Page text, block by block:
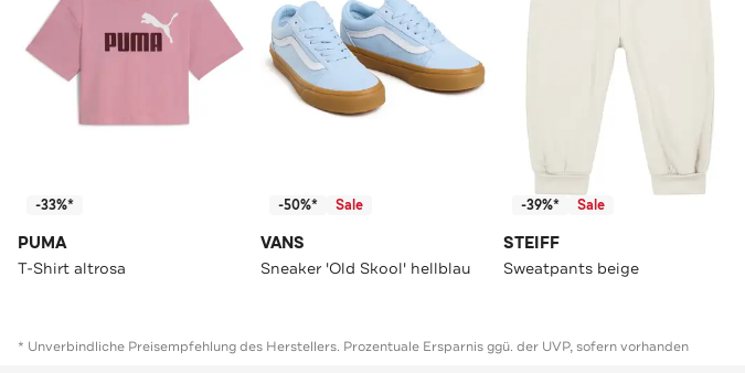
-33%*
PUMA
T-Shirt altrosa
-50%* Sale
VANS
Sneaker 'Old Skool' hellblau
-39%* Sale
STEIFF
Sweatpants beige
* Unverbindliche Preisempfehlung des Herstellers. Prozentuale Ersparnis ggü. der UVP, sofern vorhanden